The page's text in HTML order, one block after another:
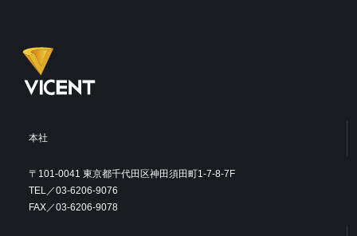
本社
〒101-0041 東京都千代田区神田須田町1-7-8-7F
TEL／03-6206-9076
FAX／03-6206-9078